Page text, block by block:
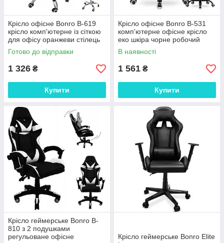
Крісло офісне Bonro B-619
крісло комп'ютерне із сіткою
для офісу оранжеви стілець
тканинний робочий для дому
Готово до відправки
1 326 ₴
Купити
Крісло офісне Bonro B-531
комп'ютерне офісне крісло
еко шкіра чорне робочий
стілець для офісу та дому
В наявності
1 561 ₴
Купити
Крісло геймерське Bonro B-
810 з 2 подушками
регульоване офісне
Крісло геймерське Bonro Elite